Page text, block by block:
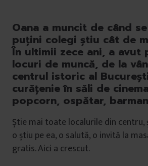
Oana a muncit de când
puțini colegi știu cât de
În ultimii zece ani, a avut
locuri de muncă, de la
centrul istoric al
curățenie în săli de
popcorn, ospătar,
Știe mai toate localurile din
o știu pe ea, o salută, o invită la
gratis. Aici a crescut.